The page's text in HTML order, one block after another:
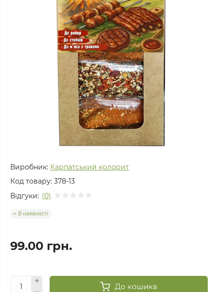
Виробник: Карпатський колорит
Код товару: 378-13
Відгуки: (0)
В наявності
99.00 грн.
До кошика